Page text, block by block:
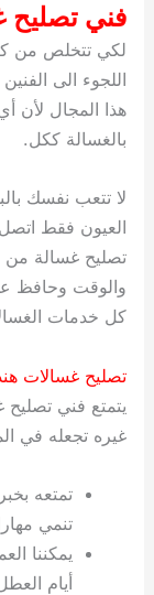
فني تصليح
لكي تتخلص من
اللجوء الى
هذا المجال لأن
بالغسالة ككل.
لا تتعب نفسك
تصليح غسالة من
والوقت وحافظ
كل خدمات الغسالات
تصليح غسالات
يتمتع فني
غيره تجعله في
تمتعه
تنمي
يمكننا
أيام